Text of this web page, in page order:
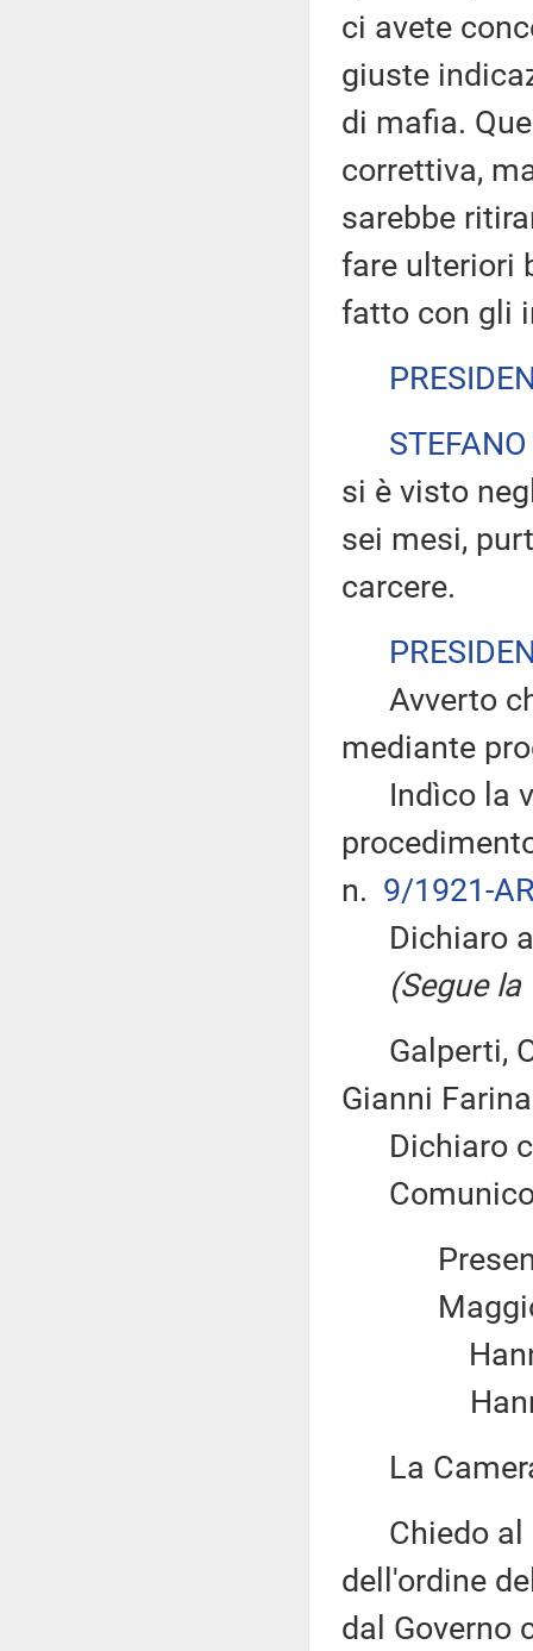
ci avete
giuste
di mafia.
correttiva,
sarebbe
fare ulteriori
fatto con gli
si è visto
sei mesi,
carcere.
Avverto
mediante
Indìco la
n. 9/1921-
Dichiaro
(Segue la
Galperti,
Gianni
Dichiaro
Comunico
Hanno
Hanno
La
Chiedo al
dell'ordine
dal Governo